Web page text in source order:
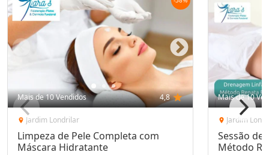
Mais de 10 Vendidos 4,8 star
location_on Jardim Londrilar
Limpeza de Pele Completa com
Máscara Hidratante
Mais de 10
location_on Jardim
Sessão de
Método